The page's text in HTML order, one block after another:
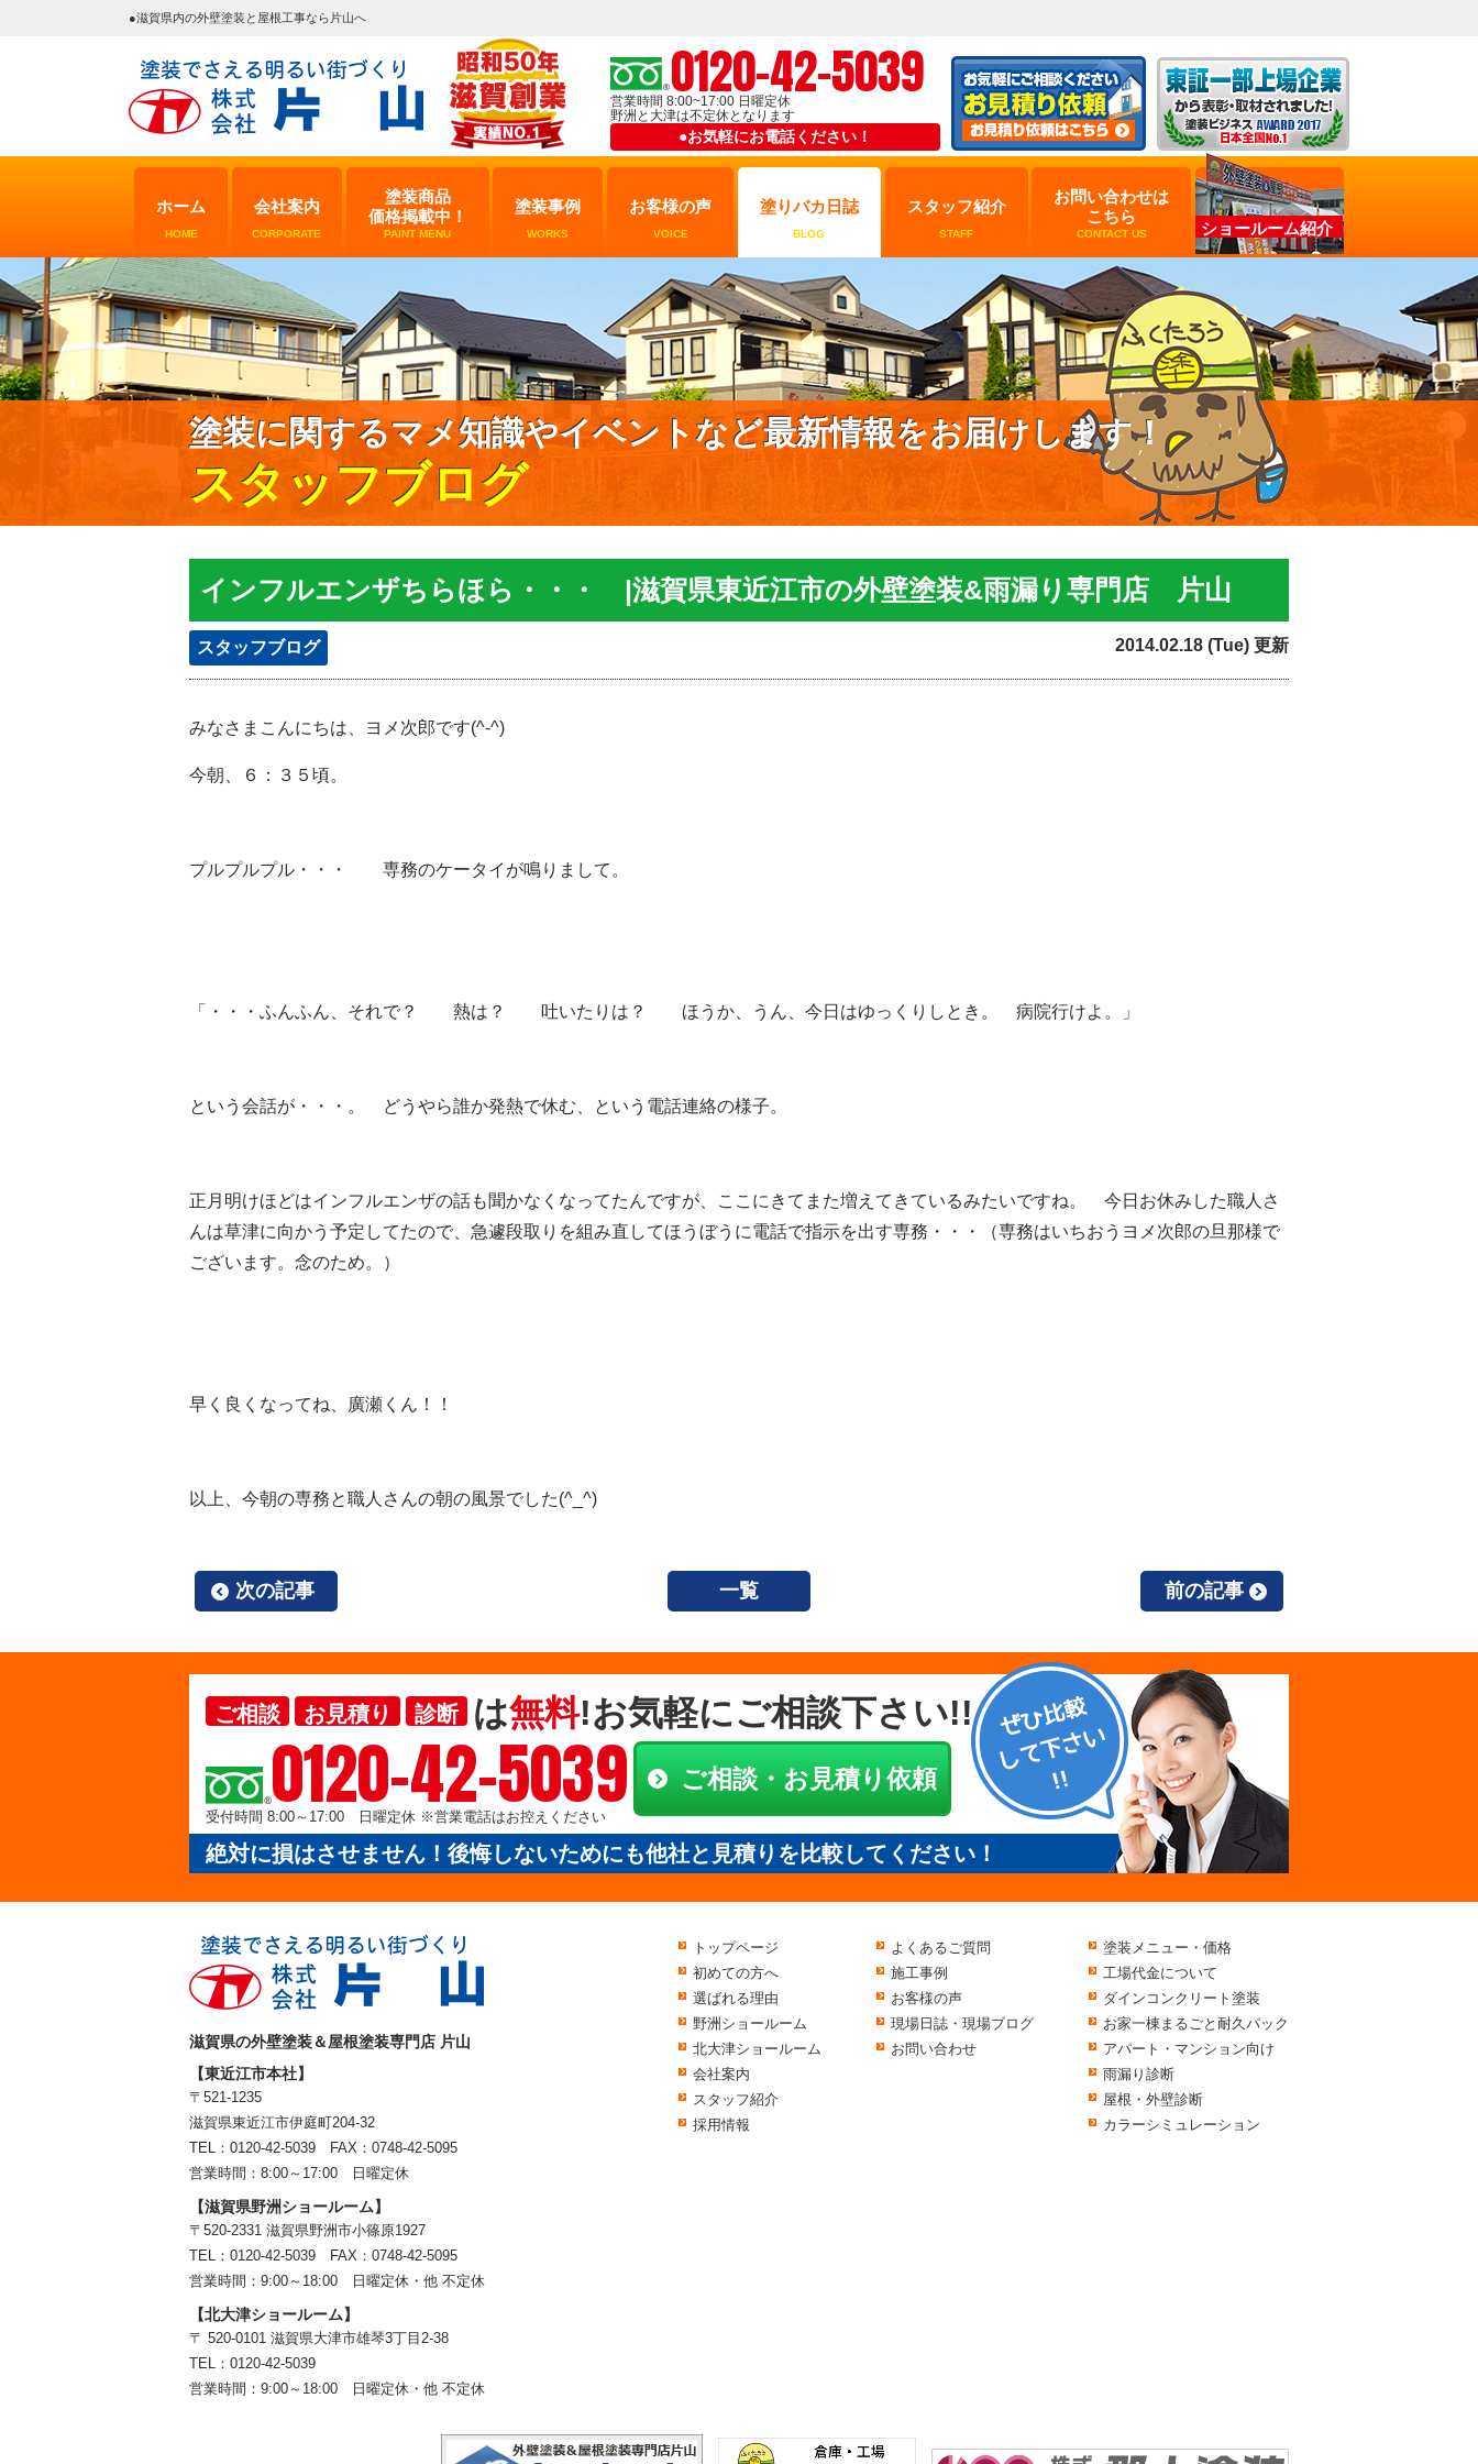
●滋賀県内の外壁塗装と屋根工事なら片山へ
0120-42-5039
営業時間 8:00~17:00 日曜定休
野洲と大津は不定休となります
●お気軽にお電話ください！
ホーム
HOME
会社案内
CORPORATE
塗装商品
価格掲載中！
PAINT MENU
塗装事例
WORKS
お客様の声
VOICE
塗りバカ日誌
BLOG
スタッフ紹介
STAFF
お問い合わせは
こちら
CONTACT US ショールーム紹介
塗装に関するマメ知識やイベントなど最新情報をお届けします！
スタッフブログ
インフルエンザちらほら・・・ |滋賀県東近江市の外壁塗装&雨漏り専門店 片山
スタッフブログ 2014.02.18 (Tue) 更新
みなさまこんにちは、ヨメ次郎です(^-^)
今朝、６：３５頃。
プルプルプル・・・ 専務のケータイが鳴りまして。
「・・・ふんふん、それで？ 熱は？ 吐いたりは？ ほうか、うん、今日はゆっくりしとき。 病院行けよ。」
という会話が・・・。 どうやら誰か発熱で休む、という電話連絡の様子。
正月明けほどはインフルエンザの話も聞かなくなってたんですが、ここにきてまた増えてきているみたいですね。 今日お休みした職人さ
んは草津に向かう予定してたので、急遽段取りを組み直してほうぼうに電話で指示を出す専務・・・（専務はいちおうヨメ次郎の旦那様で
ございます。念のため。）
早く良くなってね、廣瀬くん！！
以上、今朝の専務と職人さんの朝の風景でした(^_^)
次の記事 一覧 前の記事
ご相談 お見積り 診断 は無料!お気軽にご相談下さい!!
0120-42-5039
受付時間 8:00～17:00 日曜定休 ※営業電話はお控えください
ご相談・お見積り依頼
絶対に損はさせません！後悔しないためにも他社と見積りを比較してください！
滋賀県の外壁塗装＆屋根塗装専門店 片山
【東近江市本社】
〒521-1235
滋賀県東近江市伊庭町204-32
TEL：0120-42-5039 FAX：0748-42-5095
営業時間：8:00～17:00 日曜定休
【滋賀県野洲ショールーム】
〒520-2331 滋賀県野洲市小篠原1927
TEL： 0120-42-5039 FAX：0748-42-5095
営業時間：9:00～18:00
日曜定休・他 不定休
【北大津ショールーム】
〒 520-0101 滋賀県大津市雄琴3丁目2-38
TEL： 0120-42-5039
営業時間：9:00～18:00
日曜定休・他 不定休
トップページ
初めての方へ
選ばれる理由
野洲ショールーム
北大津ショールーム
会社案内
スタッフ紹介
採用情報
よくあるご質問
施工事例
お客様の声
現場日誌・現場ブログ
お問い合わせ
塗装メニュー・価格
工場代金について
ダインコンクリート塗装
お家一棟まるごと耐久パック
アパート・マンション向け
雨漏り診断
屋根・外壁診断
カラーシミュレーション